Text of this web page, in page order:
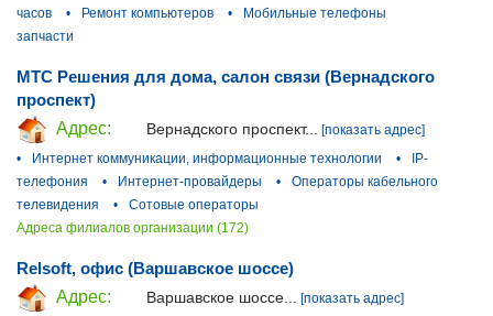
часов
• Ремонт компьютеров •
Мобильные телефоны
запчасти
МТС Решения для дома, салон связи (Вернадского
проспект)
Адрес:
Вернадского проспект...
[показать адрес]
•
Интернет коммуникации, информационные технологии •
IP-
телефония
• Интернет-провайдеры •
Операторы кабельного
телевидения
•
Сотовые операторы
Адреса филиалов организации (172)
Relsoft, офис (Варшавское шоссе)
Адрес:
Варшавское шоссе... [показать адрес]